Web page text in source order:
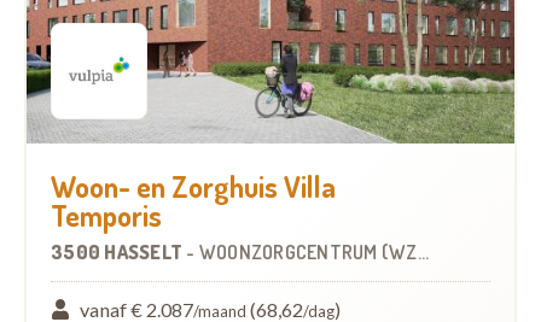
Woon- en Zorghuis Villa
Temporis
3500 HASSELT - WOONZORGCENTRUM (WZC)
vanaf € 2.087/maand (68,62/dag)